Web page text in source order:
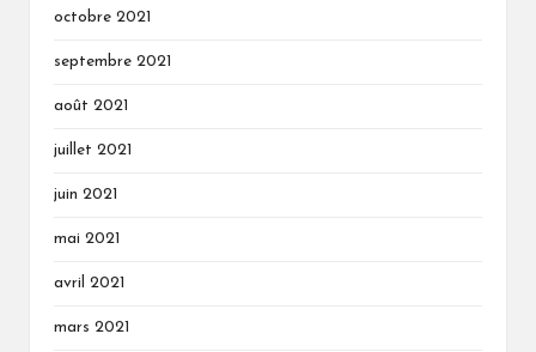
octobre 2021
septembre 2021
août 2021
juillet 2021
juin 2021
mai 2021
avril 2021
mars 2021